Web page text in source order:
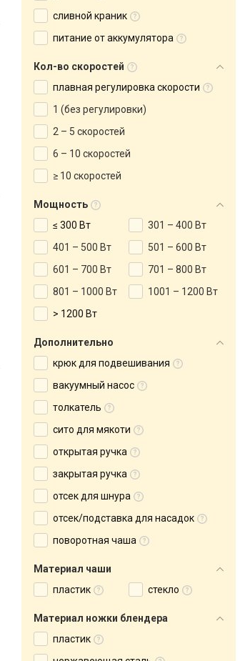
сливной краник
питание от аккумулятора
Кол-во скоростей
плавная регулировка скорости
1 (без регулировки)
2 – 5 скоростей
6 – 10 скоростей
≥ 10 скоростей
Мощность
≤ 300 Вт
301 – 400 Вт
401 – 500 Вт
501 – 600 Вт
601 – 700 Вт
701 – 800 Вт
801 – 1000 Вт
1001 – 1200 Вт
> 1200 Вт
Дополнительно
крюк для подвешивания
вакуумный насос
толкатель
сито для мякоти
открытая ручка
закрытая ручка
отсек для шнура
отсек/подставка для насадок
поворотная чаша
Материал чаши
пластик
стекло
Материал ножки блендера
пластик